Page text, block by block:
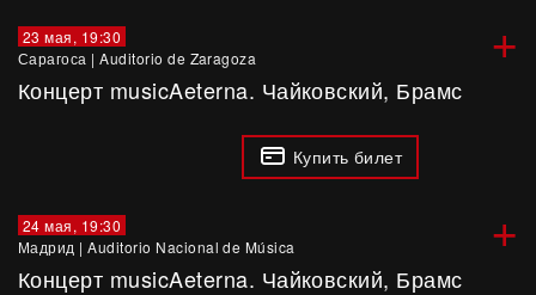
+
23 мая, 19:30
Сарагоса |Auditorio de Zaragoza
Концерт musicAeterna. Чайковский, Брамс
Купить билет
+
24 мая, 19:30
Мадрид |Auditorio Nacional de Música
Концерт musicAeterna. Чайковский, Брамс